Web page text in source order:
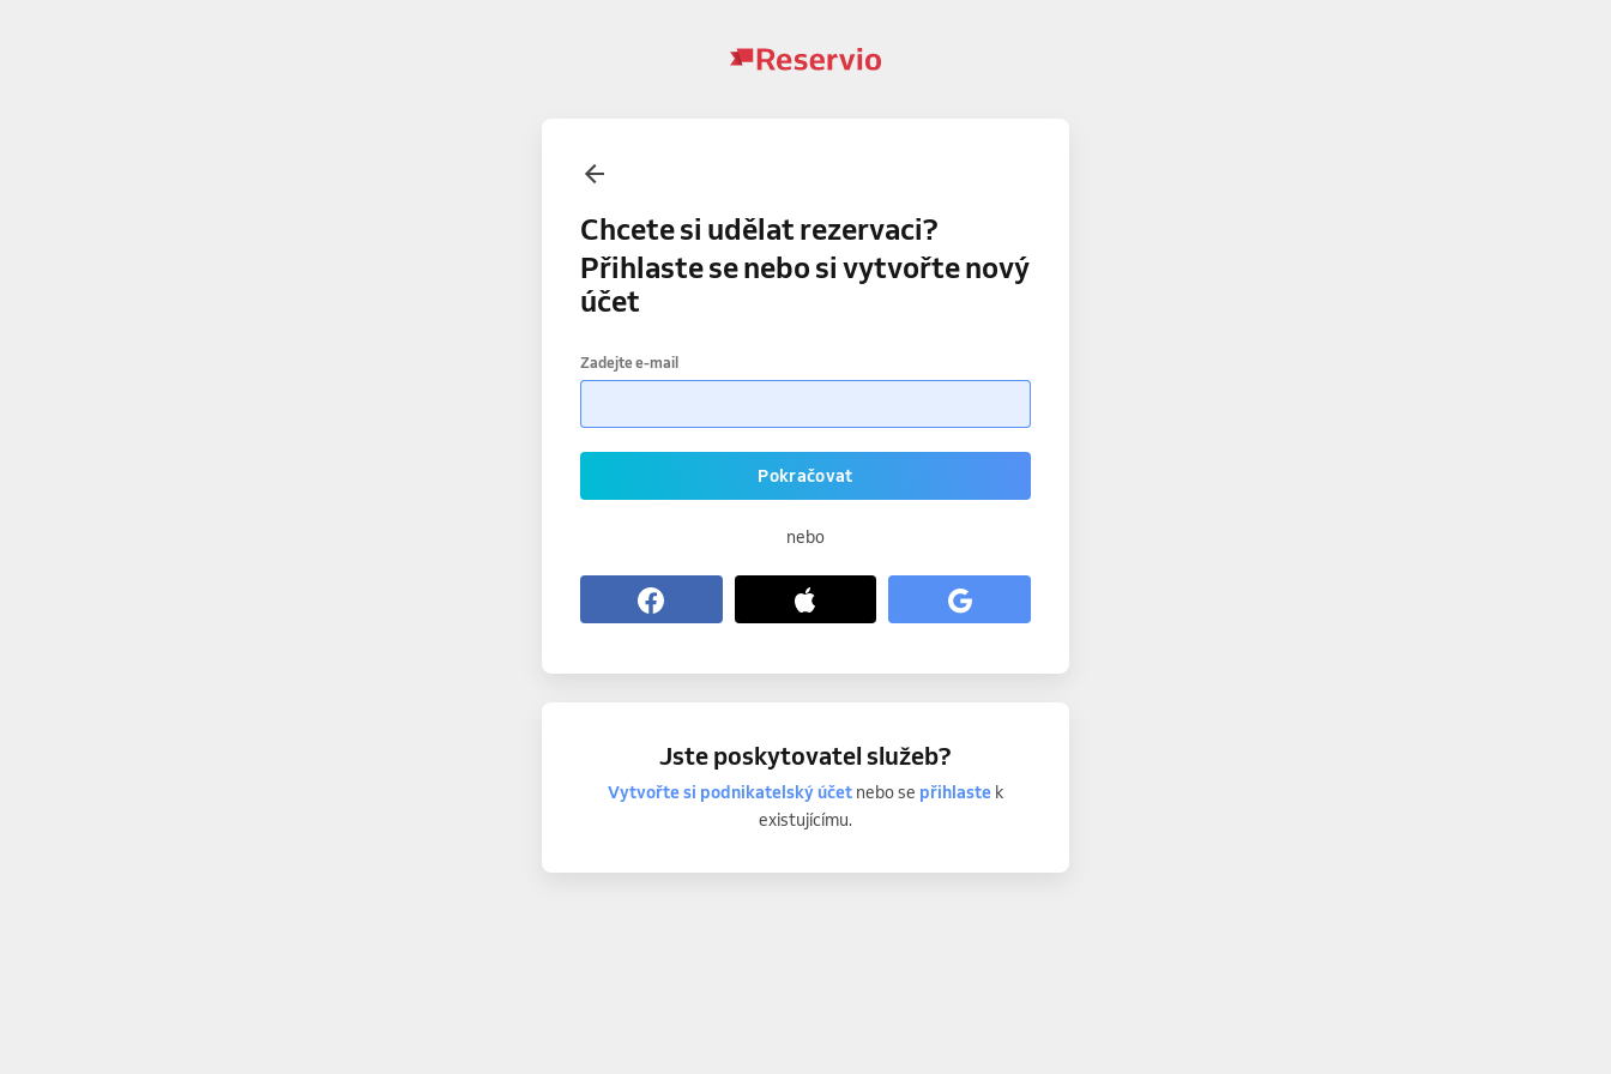
Chcete si udělat rezervaci?
Přihlaste se nebo si vytvořte nový
účet
Zadejte e-mail
Pokračovat
nebo
Jste poskytovatel služeb?
Vytvořte si podnikatelský účetnebo se přihlastek
existujícímu.